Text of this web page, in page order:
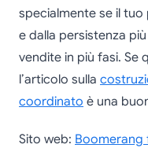
specialmente se il
e dalla persistenza
vendite in più fasi. Se
l’articolo sulla
coordinato è una
Sito web: Boomerang